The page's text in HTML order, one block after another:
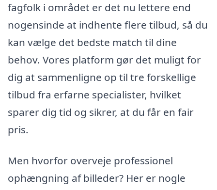
fagfolk i området er det nu lettere end
nogensinde at indhente flere tilbud, så du
kan vælge det bedste match til dine
behov. Vores platform gør det muligt for
dig at sammenligne op til tre forskellige
tilbud fra erfarne specialister, hvilket
sparer dig tid og sikrer, at du får en fair
pris.
Men hvorfor overveje professionel
ophængning af billeder? Her er nogle